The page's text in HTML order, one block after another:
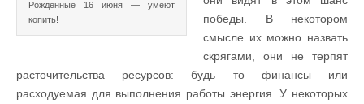
Рожденные 16 июня — умеют
копить!
победы. В некотором
смысле их можно назвать
скрягами, они не терпят
расточительства ресурсов: будь то финансы или
расходуемая для выполнения работы энергия. У некоторых